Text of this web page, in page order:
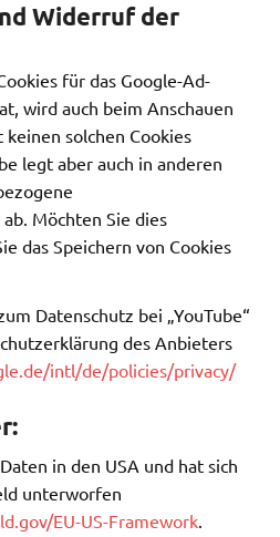
Widerruf der
für das Google-Ad-
wird auch beim Anschauen
solchen Cookies
legt aber auch in anderen
Möchten Sie dies
das Speichern von Cookies
Datenschutz bei „YouTube“
des Anbieters
intl/de/policies/privacy/
in den USA und hat sich
unterworfen
EU-US-Framework.